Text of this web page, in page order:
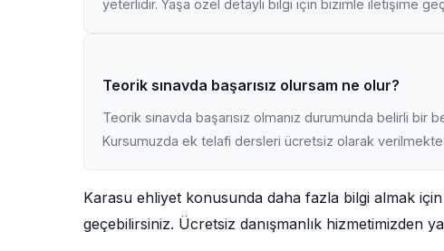
yeterlidir. Yaşa özel detaylı bilgi için bizimle iletişime
Teorik sınavda başarısız olursam ne olur?
Teorik sınavda başarısız olmanız durumunda belirli bir
Kursumuzda ek telafi dersleri ücretsiz olarak
Karasu ehliyet konusunda daha fazla bilgi almak
geçebilirsiniz. Ücretsiz danışmanlık hizmetimizden